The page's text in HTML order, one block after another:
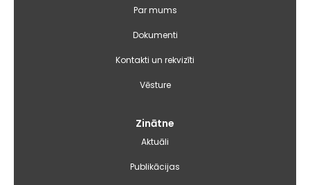
Par mums
Dokumenti
Kontakti un rekvizīti
Vēsture
Zinātne
Aktuāli
Publikācijas